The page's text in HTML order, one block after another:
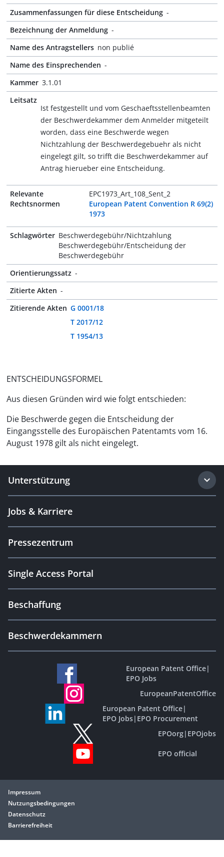
Zusammenfassungen für diese Entscheidung -
Bezeichnung der Anmeldung -
Name des Antragstellers non publié
Name des Einsprechenden -
Kammer 3.1.01
Leitsatz
Ist festgestellt und vom Geschaeftsstellenbeamten
der Beschwerdekammer dem Anmelder mitgeteilt
worden, dass eine Beschwerde wegen
Nichtzahlung der Beschwerdegebuehr als nicht
eingelegt gilt, so trifft die Beschwerdekammer auf
Antrag hierueber eine Entscheidung.
Relevante
Rechtsnormen
EPC1973_Art_108_Sent_2
European Patent Convention R 69(2)
1973
Schlagwörter Beschwerdegebühr/Nichtzahlung
Beschwerdegebühr/Entscheidung der
Beschwerdegebühr
Orientierungssatz -
Zitierte Akten -
Zitierende Akten G 0001/18
T 2017/12
T 1954/13
ENTSCHEIDUNGSFORMEL
Aus diesen Gründen wird wie folgt entschieden:
Die Beschwerde gegen die Entscheidung der
Eingangsstelle des Europäischen Patentamts vom 16.
August 1978 gilt als nicht eingelegt.
Unterstützung
Jobs & Karriere
Pressezentrum
Single Access Portal
Beschaffung
Beschwerdekammern
European Patent Office|
EPO Jobs
EuropeanPatentOffice
European Patent Office|
EPO Jobs| EPO Procurement
EPOorg| EPOjobs
EPO official
Impressum
Nutzungsbedingungen
Datenschutz
Barrierefreiheit